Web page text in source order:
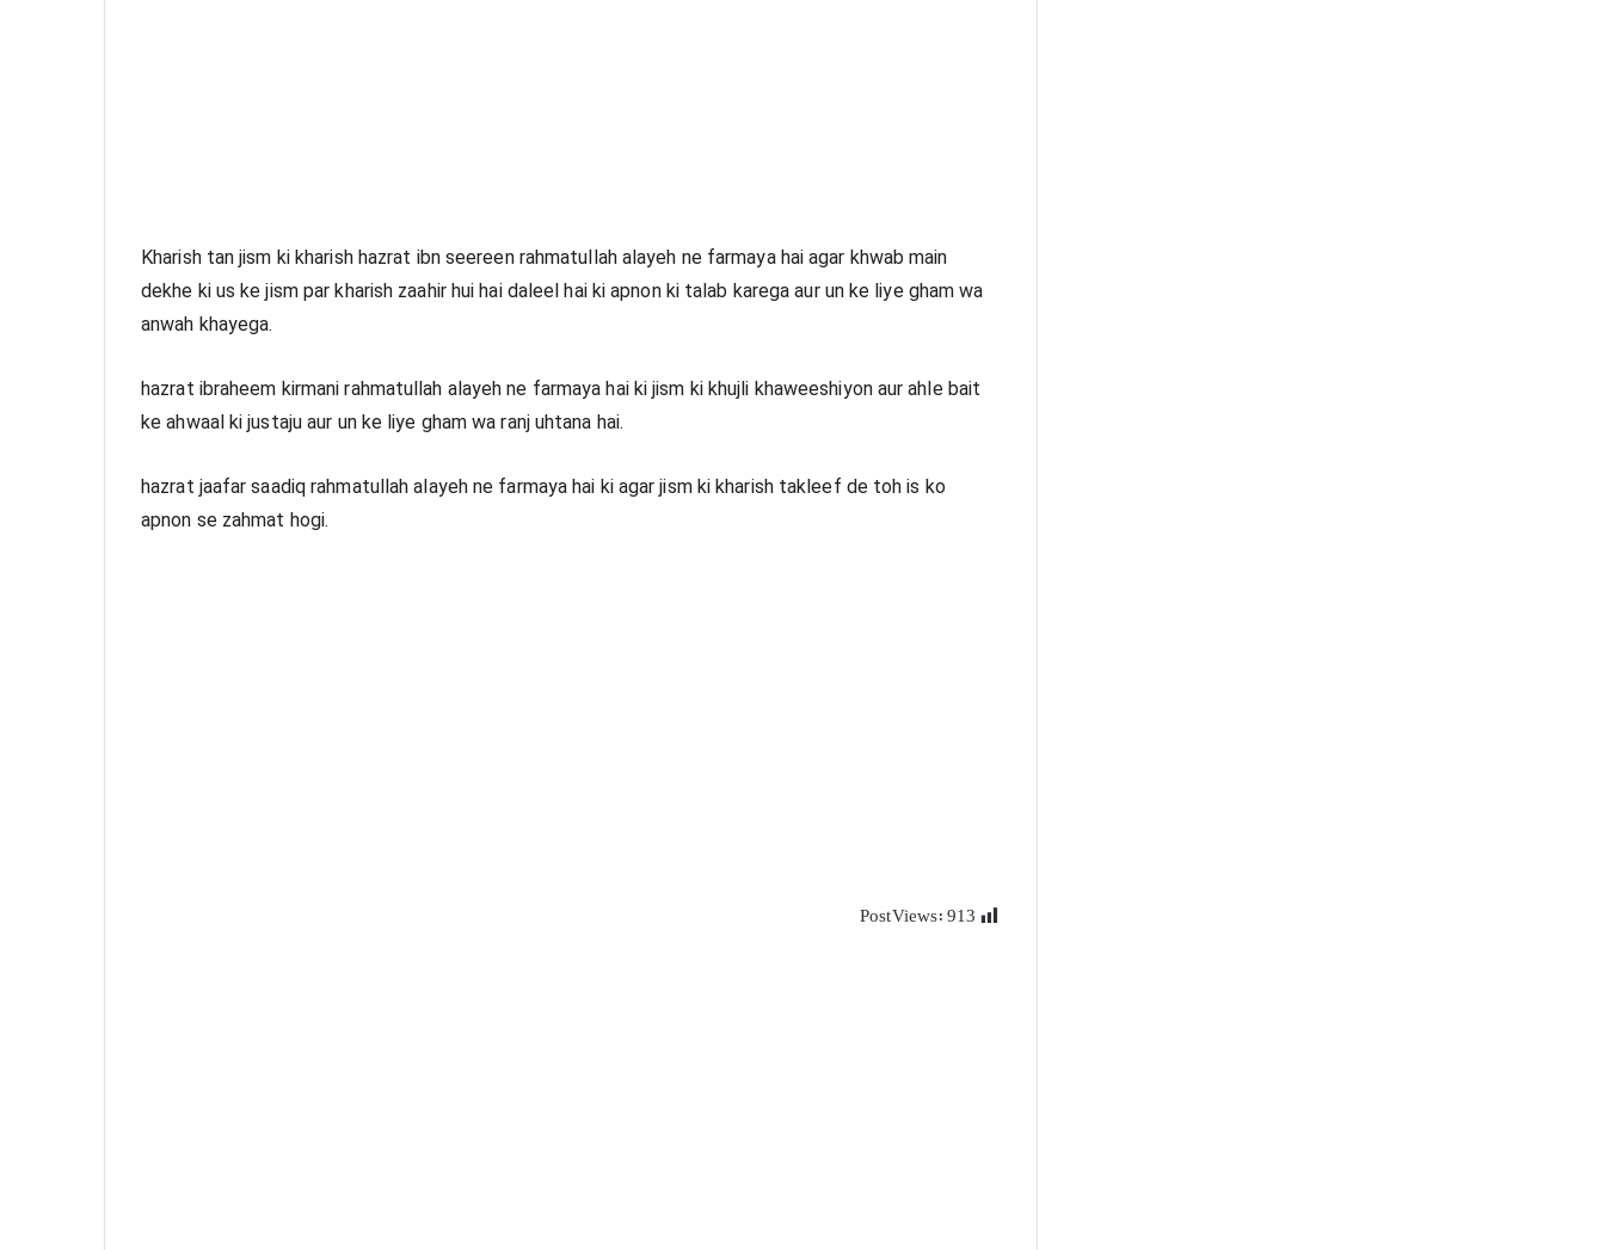
Kharish tan jism ki kharish hazrat ibn seereen rahmatullah alayeh ne farmaya hai agar khwab main
dekhe ki us ke jism par kharish zaahir hui hai daleel hai ki apnon ki talab karega aur un ke liye gham wa
anwah khayega.
hazrat ibraheem kirmani rahmatullah alayeh ne farmaya hai ki jism ki khujli khaweeshiyon aur ahle bait
ke ahwaal ki justaju aur un ke liye gham wa ranj uhtana hai.
hazrat jaafar saadiq rahmatullah alayeh ne farmaya hai ki agar jism ki kharish takleef de toh is ko
apnon se zahmat hogi.
Post Views:913